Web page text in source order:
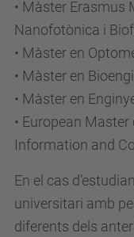
• Màster Erasmus
Nanofotònica i
• Màster en
• Màster en
• Màster en
• European
Information and
En el cas
universitari amb
diferents dels